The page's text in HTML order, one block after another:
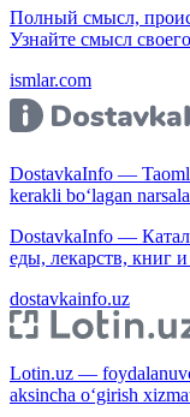
Полный смысл,
Узнайте смысл
ismlar.com
DostavkaInfo —
kerakli bo‘lagan
DostavkaInfo —
еды, лекарств, книг
dostavkainfo.uz
Lotin.uz —
aksincha o‘girish